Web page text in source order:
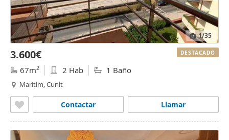
1/35
3.600€
67m2 2 Hab 1 Baño
Maritim, Cunit
Llamar
Contactar
DESTACADO